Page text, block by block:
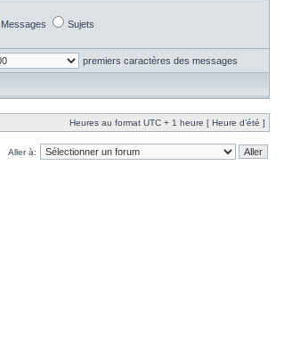
Messages Sujets
premiers caractères des messages
Heures au format UTC + 1 heure [ Heure d’été ]
Aller à: